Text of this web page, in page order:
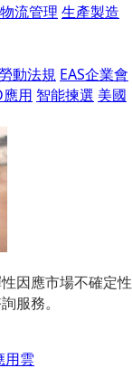
流管理 生產製造
動法規 EAS企業會
應用 智能揀選 美國
因應市場不確定性
服務。
用雲